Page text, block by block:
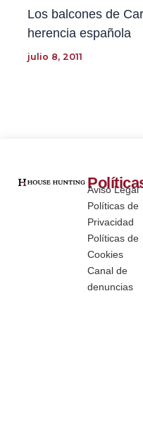
Los balcones de
herencia española
julio 8, 2011
Aviso Legal
Políticas de
Privacidad
Políticas de
Cookies
Canal de
denuncias